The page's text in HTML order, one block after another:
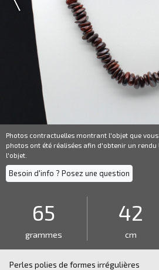
Photos contractuelles montrant l'objet que
photos ont été réalisées afin d'obtenir un rendu
l'objet.
Besoin d'info ? Posez une question
65
grammes
42
cm
Perles polies de formes irrégulières